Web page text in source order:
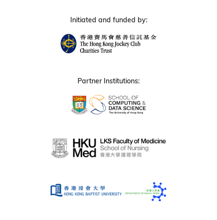
Initiated and funded by:
Partner Institutions: